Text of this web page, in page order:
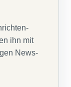
ihn mit
News-